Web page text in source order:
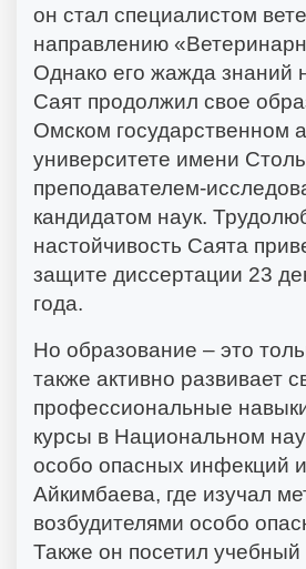
он стал специалистом
направлению
Однако его жажда знаний
Саят продолжил свое
Омском государственном
университете имени
преподавателем-
кандидатом наук.
настойчивость Саята
защите диссертации 23
года.
Но образование – это
также активно развивает
профессиональные
курсы в Национальном
особо опасных инфекций
Айкимбаева, где изучал
возбудителями особо
Также он посетил